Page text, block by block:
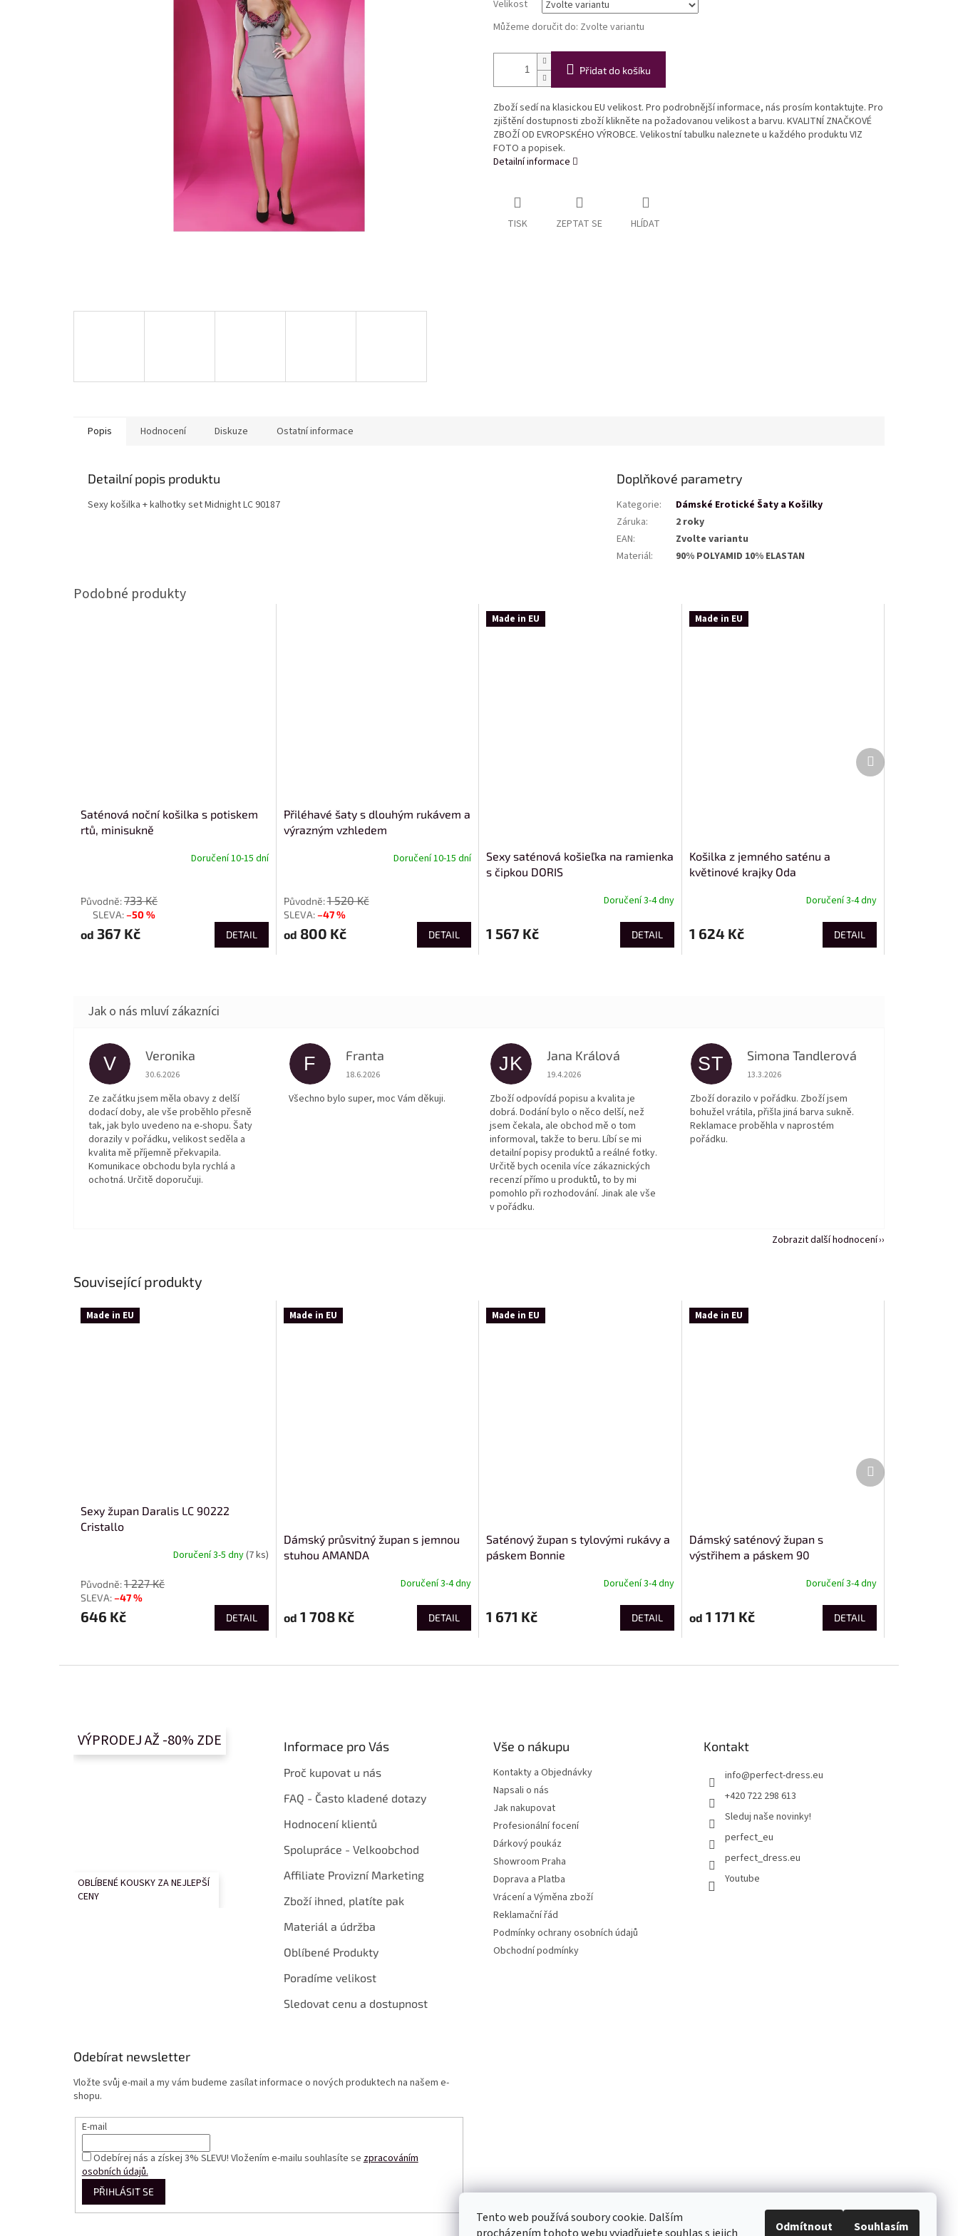
Tento web používá soubory cookie. Dalším
Odmítnout Souhlasím
Velikost
Můžeme doručit do: Zvolte variantu
Přidat do košíku
Zboží sedí na klasickou EU velikost. Pro podrobnější informace, nás prosím kontaktujte. Pro
zjištění dostupnosti zboží klikněte na požadovanou velikost a barvu. KVALITNÍ ZNAČKOVÉ
ZBOŽÍ OD EVROPSKÉHO VÝROBCE. Velikostní tabulku naleznete u každého produktu VIZ
FOTO a popisek.
Detailní informace
TISK ZEPTAT SE HLÍDAT
Související produkty
Made in EU
Sexy župan Daralis LC 90222
Cristallo
Doručení 3-5 dny(7 ks)
1 227 Kč
–47 %
646 Kč DETAIL
Made in EU
Dámský průsvitný župan s jemnou
stuhou AMANDA
Doručení 3-4 dny
od 1 708 Kč DETAIL
Made in EU
Saténový župan s tylovými rukávy a
páskem Bonnie
Doručení 3-4 dny
1 671 Kč DETAIL
Made in EU
Dámský saténový župan s
výstřihem a páskem 90
Doručení 3-4 dny
od 1 171 Kč DETAIL
Další
produkt
Popis Hodnocení Diskuze Ostatní informace
Detailní popis produktu
Sexy košilka + kalhotky set Midnight LC 90187
Doplňkové parametry
Kategorie:
Dámské Erotické Šaty a Košilky
Záruka:
2 roky
EAN:
Zvolte variantu
Materiál: 90% POLYAMID 10% ELASTAN
Saténová noční košilka s potiskem
rtů, minisukně
Doručení 10-15 dní
733 Kč
–50 %
od 367 Kč DETAIL
Přiléhavé šaty s dlouhým rukávem a
výrazným vzhledem
Doručení 10-15 dní
1 520 Kč
–47 %
od 800 Kč DETAIL
Made in EU
Sexy saténová košieľka na ramienka
s čipkou DORIS
Doručení 3-4 dny
1 567 Kč DETAIL
Made in EU
Košilka z jemného saténu a
květinové krajky Oda
Doručení 3-4 dny
1 624 Kč DETAIL
Další
produkt
V Veronika
Hodnocení obchodu je 5 z 5 hvězdiček.
30.6.2026
Ze začátku jsem měla obavy z delší
dodací doby, ale vše proběhlo přesně
tak, jak bylo uvedeno na e-shopu. Šaty
dorazily v pořádku, velikost seděla a
kvalita mě příjemně překvapila.
Komunikace obchodu byla rychlá a
ochotná. Určitě doporučuji.
F Franta
Hodnocení obchodu je 5 z 5 hvězdiček.
18.6.2026
Všechno bylo super, moc Vám děkuji.
JK Jana Králová
Hodnocení obchodu je 5 z 5 hvězdiček.
19.4.2026
Zboží odpovídá popisu a kvalita je
dobrá. Dodání bylo o něco delší, než
jsem čekala, ale obchod mě o tom
informoval, takže to beru. Líbí se mi
detailní popisy produktů a reálné fotky.
Určitě bych ocenila více zákaznických
recenzí přímo u produktů, to by mi
pomohlo při rozhodování. Jinak ale vše
v pořádku.
ST Simona Tandlerová
Hodnocení obchodu je 5 z 5 hvězdiček.
13.3.2026
Zboží dorazilo v pořádku. Zboží jsem
bohužel vrátila, přišla jiná barva sukně.
Reklamace proběhla v naprostém
pořádku.
Zobrazit další hodnocení
VÝPRODEJ AŽ -80% ZDE
OBLÍBENÉ KOUSKY ZA NEJLEPŠÍ
CENY
Informace pro Vás
Proč kupovat u nás
FAQ - Často kladené dotazy
Hodnocení klientů
Spolupráce - Velkoobchod
Affiliate Provizní Marketing
Zboží ihned, platíte pak
Materiál a údržba
Oblíbené Produkty
Poradíme velikost
Sledovat cenu a dostupnost
Vše o nákupu
Kontakty a Objednávky
Napsali o nás
Jak nakupovat
Profesionální focení
Dárkový poukáz
Showroom Praha
Doprava a Platba
Vrácení a Výměna zboží
Reklamační řád
Podmínky ochrany osobních údajů
Obchodní podmínky
Kontakt
info@perfect-dress.eu
+420 722 298 613
Sleduj naše novinky!
perfect_eu
perfect_dress.eu
Youtube
Odebírat newsletter
Vložte svůj e-mail a my vám budeme zasílat informace o nových produktech na našem e-
shopu.
E-mail
Odebírej nás a získej 3% SLEVU! Vložením e-mailu souhlasíte sezpracováním
osobních údajů.
PŘIHLÁSIT SE